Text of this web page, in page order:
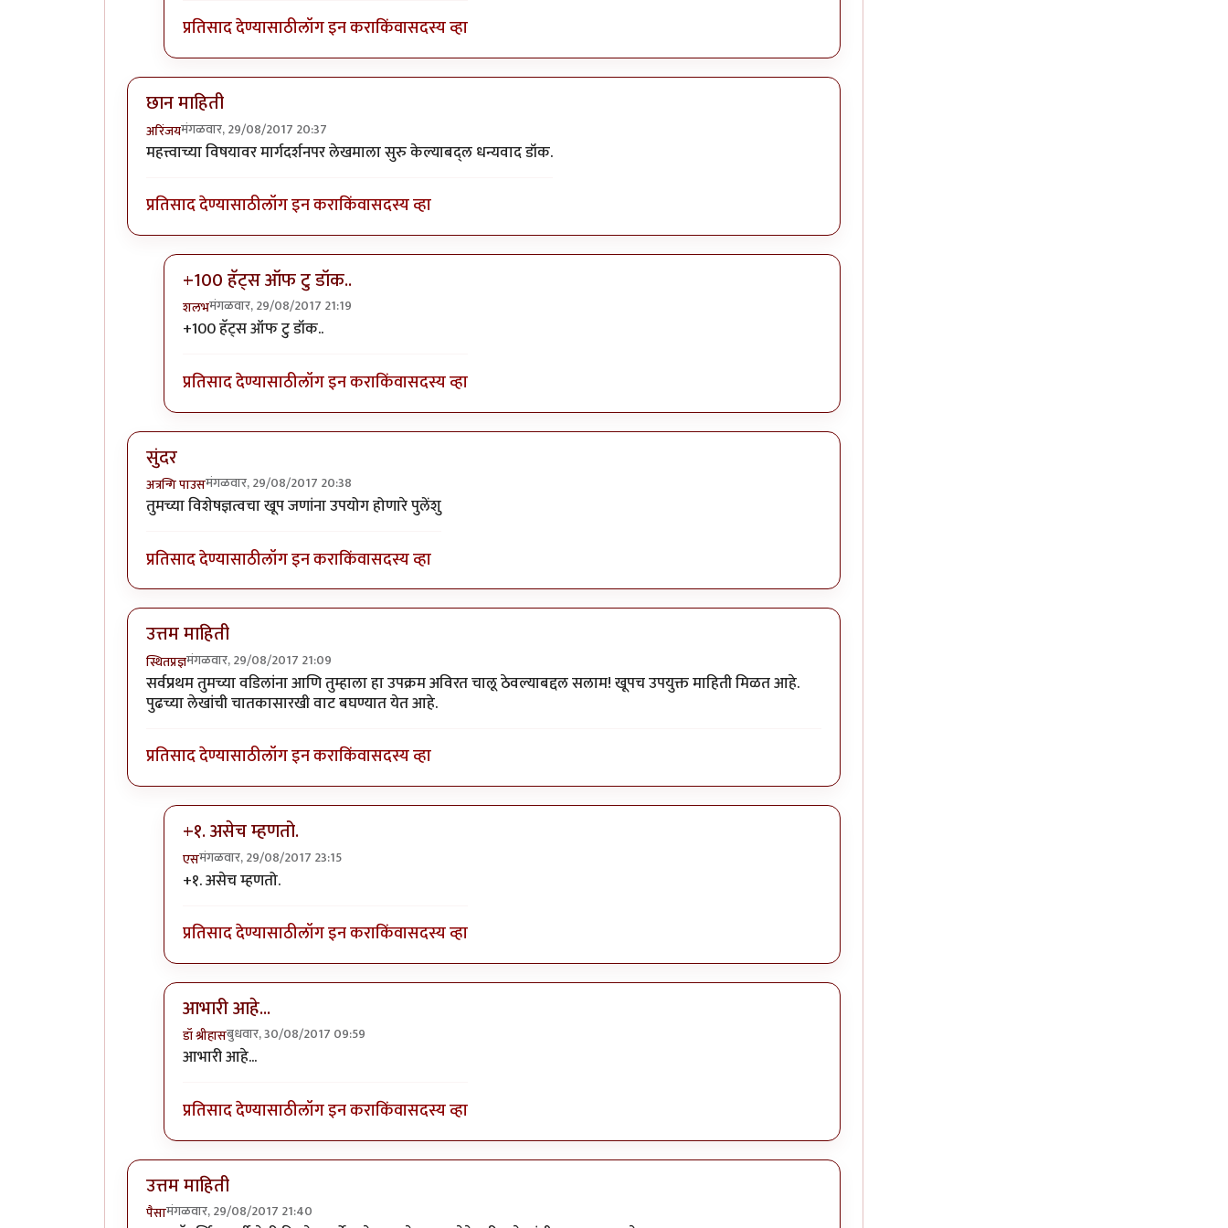
प्रतिसाद देण्यासाठीलॉग इन कराकिंवासदस्य व्हा
छान माहिती
अरिंजयमंगळवार, 29/08/2017 20:37
महत्त्वाच्या विषयावर मार्गदर्शनपर लेखमाला सुरु केल्याबद्ल धन्यवाद डॉक.
प्रतिसाद देण्यासाठीलॉग इन कराकिंवासदस्य व्हा
+100 हॅट्स ऑफ टु डॉक..
शलभमंगळवार, 29/08/2017 21:19
In reply toछान माहितीby
+100 हॅट्स ऑफ टु डॉक..
प्रतिसाद देण्यासाठीलॉग इन कराकिंवासदस्य व्हा
सुंदर
अत्रन्गि पाउसमंगळवार, 29/08/2017 20:38
तुमच्या विशेषज्ञत्वचा खूप जणांना उपयोग होणारे पुलेंशु
प्रतिसाद देण्यासाठीलॉग इन कराकिंवासदस्य व्हा
उत्तम माहिती
स्थितप्रज्ञमंगळवार, 29/08/2017 21:09
सर्वप्रथम तुमच्या वडिलांना आणि तुम्हाला हा उपक्रम अविरत चालू ठेवल्याबद्दल सलाम! खूपच उपयुक्त माहिती मिळत आहे.
पुढच्या लेखांची चातकासारखी वाट बघण्यात येत आहे.
प्रतिसाद देण्यासाठीलॉग इन कराकिंवासदस्य व्हा
+१. असेच म्हणतो.
एसमंगळवार, 29/08/2017 23:15
In reply toउत्तम माहिती
+१. असेच म्हणतो.
प्रतिसाद देण्यासाठीलॉग इन कराकिंवासदस्य व्हा
आभारी आहे...
डॉ श्रीहासबुधवार, 30/08/2017 09:59
In reply toउत्तम माहिती
आभारी आहे...
प्रतिसाद देण्यासाठीलॉग इन कराकिंवासदस्य व्हा
उत्तम माहिती
पैसामंगळवार, 29/08/2017 21:40